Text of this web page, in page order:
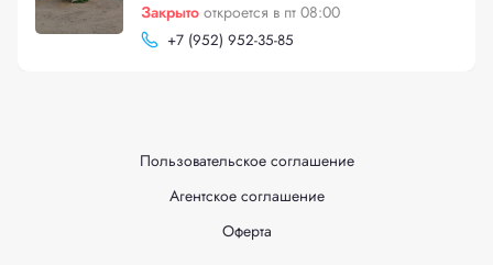
Закрыто откроется в пт 08:00
+7 (952) 952-35-85
Пользовательское соглашение
Агентское соглашение
Оферта